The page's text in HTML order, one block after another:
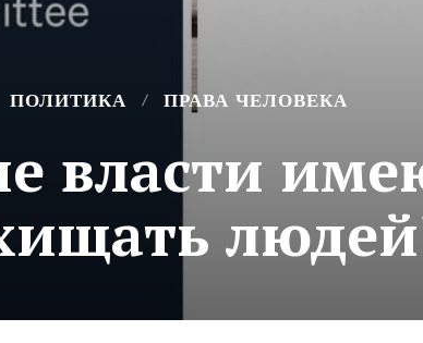
ПОЛИТИКА ПРАВА ЧЕЛОВЕКА
власти